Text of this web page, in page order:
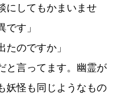
にしてもかまいませ
す」
たのですか」
と言ってます。幽霊が
妖怪も同じようなもの